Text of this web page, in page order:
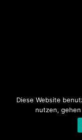
Diese Website
nutzen,